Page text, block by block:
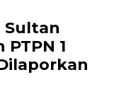
Sultan
1